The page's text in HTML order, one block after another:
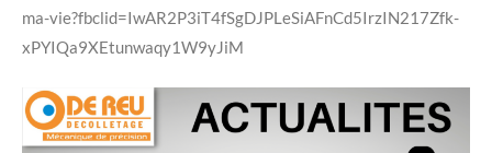
ma-vie?fbclid=IwAR2P3iT4fSgDJPLeSiAFnCd5IrzIN217Zfk-
xPYIQa9XEtunwaqy1W9yJiM